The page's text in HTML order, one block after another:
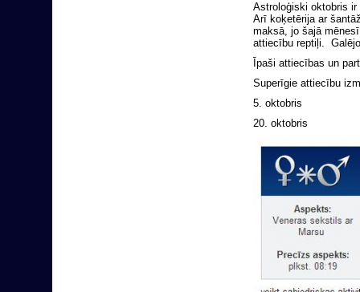
Astroloģiski oktobris
Arī koķetērija ar
maksā, jo šajā
attiecību reptiļi.
Īpaši attiecības un
Superīgie attiecību
5. oktobris
20. oktobris